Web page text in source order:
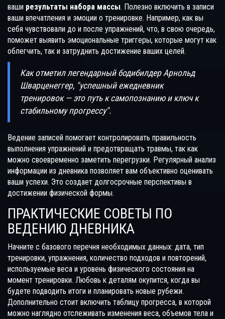
ваши результаты набора массы. Полезно включить в записи
ваши впечатления и эмоции о тренировке. Например, как вы
себя чувствовали до и после упражнений, что, в свою очередь,
поможет выявить эмоциональные триггеры, которые могут как
облегчить, так и затруднить достижение ваших целей.
Как отметил легендарный бодибилдер Арнольд
Шварценеггер, "успешный ежедневник
тренировок — это путь к самопознанию и ключ к
стабильному прогрессу".
Ведение записей помогает контролировать правильность
выполнения упражнений и предотвращать травмы, так как
можно своевременно заметить перегрузки. Регулярный анализ
информации из дневника позволяет вам объективно оценивать
ваши успехи. Это создает долгосрочные перспективы в
достижении физической формы.
ПРАКТИЧЕСКИЕ СОВЕТЫ ПО
ВЕДЕНИЮ ДНЕВНИКА
Начните с базового перечня необходимых данных: дата, тип
тренировки, упражнения, количество подходов и повторений,
используемые веса и уровень физического состояния на
момент тренировки. Любовь к деталям окупится, когда вы
будете подводить итоги и планировать новые рубежи.
Дополнительно стоит включить таблицу прогресса, в которой
можно наглядно отслеживать изменения веса, объемов тела и